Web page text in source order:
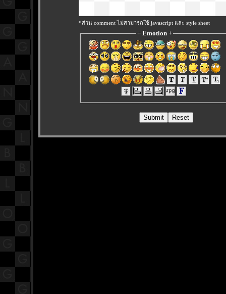
*ส่วน comment ไม่สามารถใช้ javascript และ style sheet
+ Emotion+